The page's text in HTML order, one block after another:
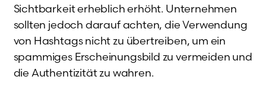
Sichtbarkeit erheblich erhöht. Unternehmen
sollten jedoch darauf achten, die Verwendung
von Hashtags nicht zu übertreiben, um ein
spammiges Erscheinungsbild zu vermeiden und
die Authentizität zu wahren.